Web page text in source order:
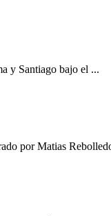
y Santiago bajo el ...
por Matias